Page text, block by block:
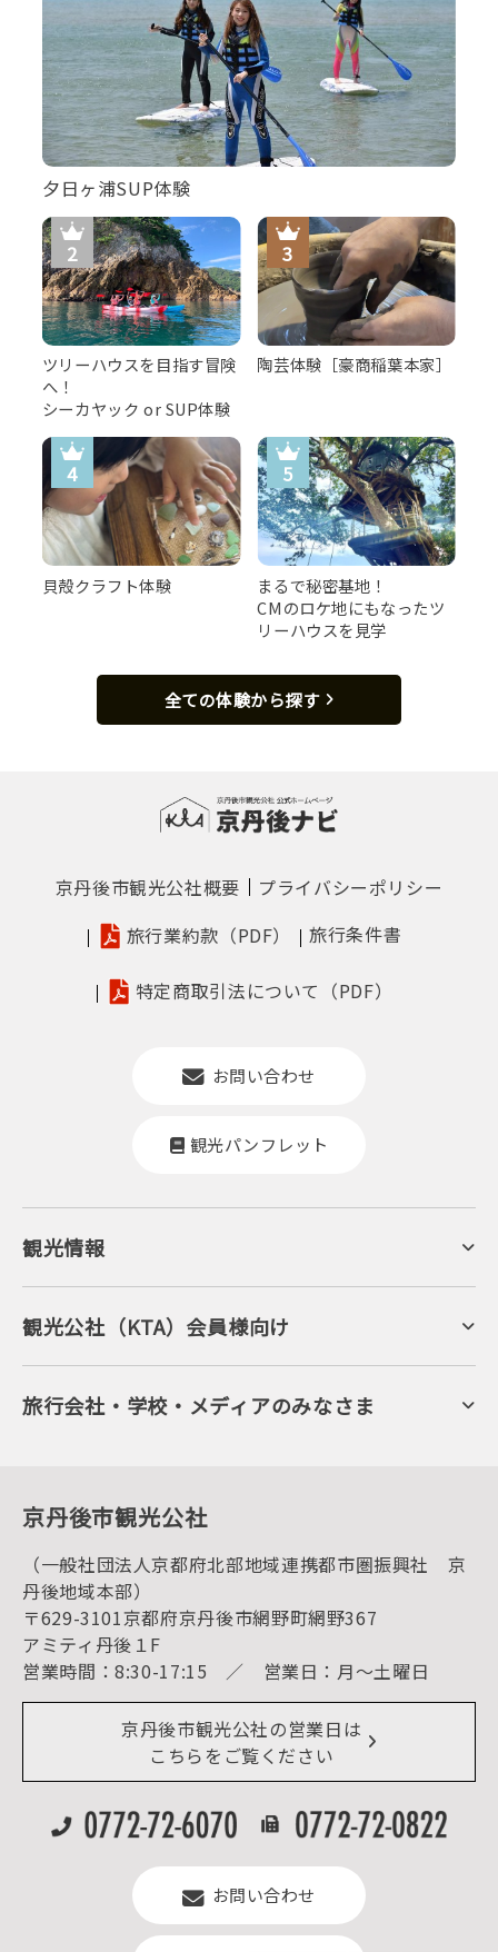
大浴場
夕日ヶ浦SUP体験
ツリーハウスを目指す冒険
へ！
シーカヤック or SUP体験
陶芸体験［豪商稲葉本家］
貝殻クラフト体験
まるで秘密基地！
CMのロケ地にもなったツ
リーハウスを見学
全ての体験から探す
京丹後市観光公社概要
プライバシーポリシー
旅行業約款（PDF）
旅行条件書
特定商取引法について（PDF）
お問い合わせ
観光パンフレット
観光情報
京丹後について
ジオパークの絶景
キャンプ・グランピング
自然景観
旬の食
フルーツ
美術館・資料館
観光
海水浴
キャンプ
お宿探し
宿泊・日帰り予約（空室検索）
予約照会・予約キャンセル
宿泊施設一覧（お宿比較ページ）
アクセス
お知らせ
イベント情報
デジタル観光パンフレット
リアルタイム道路情報
よくある質問
観光公社（KTA）会員様向け
KTA会員コミュニティ
会員向けサービス
KTAニュースレター
会員加入・会員情報（会員規程）
旅行会社・学校・メディアのみなさま
プレスリリース
京丹後市観光公社
（一般社団法人京都府北部地域連携都市圏振興社 京
丹後地域本部）
〒629-3101京都府京丹後市網野町網野367
アミティ丹後１F
営業時間：8:30-17:15 ／ 営業日：月～土曜日
京丹後市観光公社の営業日は
こちらをご覧ください
お問い合わせ